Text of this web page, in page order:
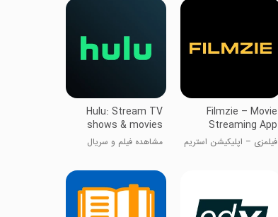
Filmzie – Movie
Streaming App
فیلمزی – اپلیکیشن استریم
Hulu: Stream TV
shows & movies
مشاهده فیلم و سریال